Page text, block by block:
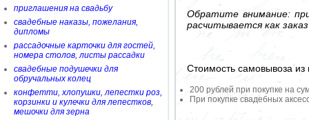
приглашения на свадьбу
свадебные наказы, пожелания,
дипломы
рассадочные карточки для гостей,
номера столов, листы рассадки
свадебные подушечки для
обручальных колец
конфетти, хлопушки, лепестки роз,
корзинки и кулечки для лепестков,
мешочки для зерна
Обратите внимание:
расчитывается как
Стоимость самовывоза из
200 рублей при покупке на
При покупке свадебных